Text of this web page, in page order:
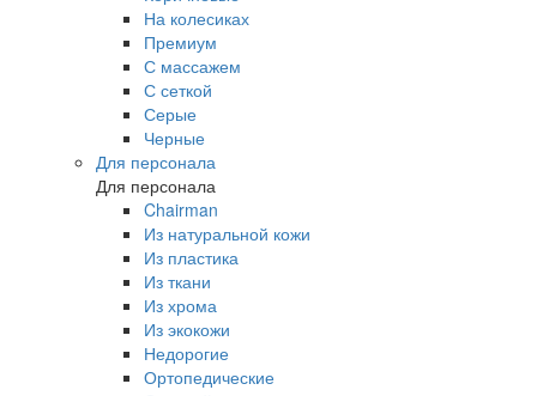
На колесиках
Премиум
С массажем
С сеткой
Серые
Черные
Для персонала
Для персонала
Chairman
Из натуральной кожи
Из пластика
Из ткани
Из хрома
Из экокожи
Недорогие
Ортопедические